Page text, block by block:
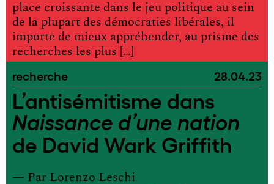
place croissante dans le jeu politique au sein
de la plupart des démocraties libérales, il
importe de mieux appréhender, au prisme des
recherches les plus […]
recherche 28.04.23
L’antisémitisme dans
Naissance d’une nation
de David Wark Griffith
— Par Lorenzo Leschi